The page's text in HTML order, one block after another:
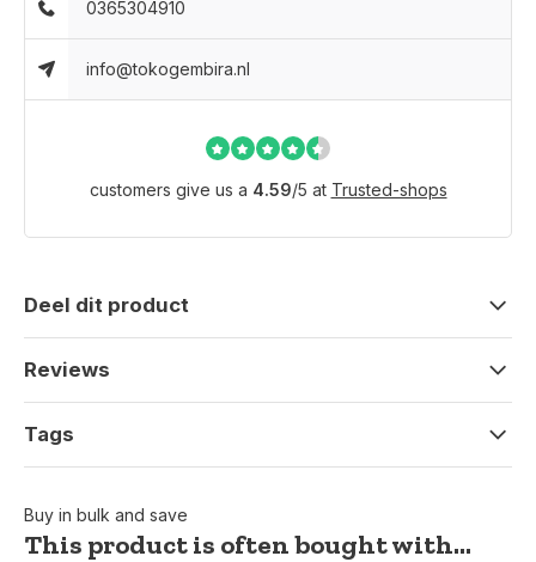
0365304910
info@tokogembira.nl
customers give us a 4.59/5 at Trusted-shops
Deel dit product
Reviews
Tags
Buy in bulk and save
This product is often bought with...